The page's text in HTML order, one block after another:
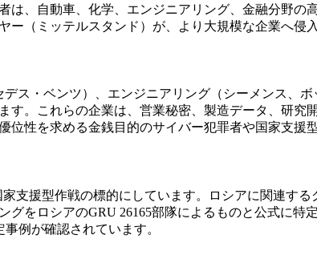
は、自動車、化学、エンジニアリング、金融分野
（ミッテルスタンド）が、より大規模な企業へ侵
ス・ベンツ）、エンジニアリング（シーメンス、
す。これらの企業は、営業秘密、製造データ、研
性を求める金銭目的のサイバー犯罪者や国家支援
支援型作戦の標的にしています。ロシアに関連す
グをロシアのGRU 26165部隊によるものと公式に
例が確認されています。